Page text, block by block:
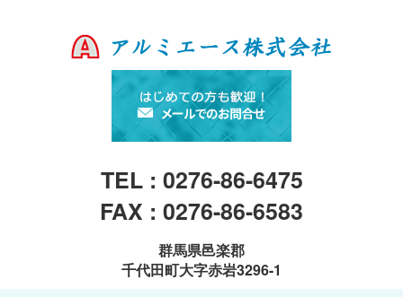
TEL : 0276-86-6475
FAX : 0276-86-6583
群馬県邑楽郡
千代田町大字赤岩3296-1